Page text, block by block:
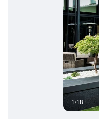
1/18